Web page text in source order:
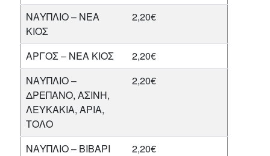
ΝΑΥΠΛΙΟ – ΝΕΑ
ΚΙΟΣ
2,20€
ΑΡΓΟΣ – ΝΕΑ ΚΙΟΣ
2,20€
ΝΑΥΠΛΙΟ –
ΔΡΕΠΑΝΟ, ΑΣΙΝΗ,
ΛΕΥΚΑΚΙΑ, ΑΡΙΑ,
ΤΟΛΟ
2,20€
ΝΑΥΠΛΙΟ – ΒΙΒΑΡΙ
2,20€